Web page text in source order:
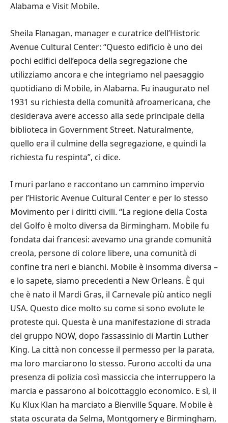
Alabama e Visit Mobile.
Sheila Flanagan, manager e curatrice dell’Historic
Avenue Cultural Center: “Questo edificio è uno dei
pochi edifici dell’epoca della segregazione che
utilizziamo ancora e che integriamo nel paesaggio
quotidiano di Mobile, in Alabama. Fu inaugurato nel
1931 su richiesta della comunità afroamericana, che
desiderava avere accesso alla sede principale della
biblioteca in Government Street. Naturalmente,
quello era il culmine della segregazione, e quindi la
richiesta fu respinta”, ci dice.
I muri parlano e raccontano un cammino impervio
per l’Historic Avenue Cultural Center e per lo stesso
Movimento per i diritti civili. “La regione della Costa
del Golfo è molto diversa da Birmingham. Mobile fu
fondata dai francesi: avevamo una grande comunità
creola, persone di colore libere, una comunità di
confine tra neri e bianchi. Mobile è insomma diversa –
e lo sapete, siamo precedenti a New Orleans. È qui
che è nato il Mardi Gras, il Carnevale più antico negli
USA. Questo dice molto su come si sono evolute le
proteste qui. Questa è una manifestazione di strada
del gruppo NOW, dopo l’assassinio di Martin Luther
King. La città non concesse il permesso per la parata,
ma loro marciarono lo stesso. Furono accolti da una
presenza di polizia così massiccia che interruppero la
marcia e passarono al boicottaggio economico. E sì, il
Ku Klux Klan ha marciato a Bienville Square. Mobile è
stata oscurata da Selma, Montgomery e Birmingham,